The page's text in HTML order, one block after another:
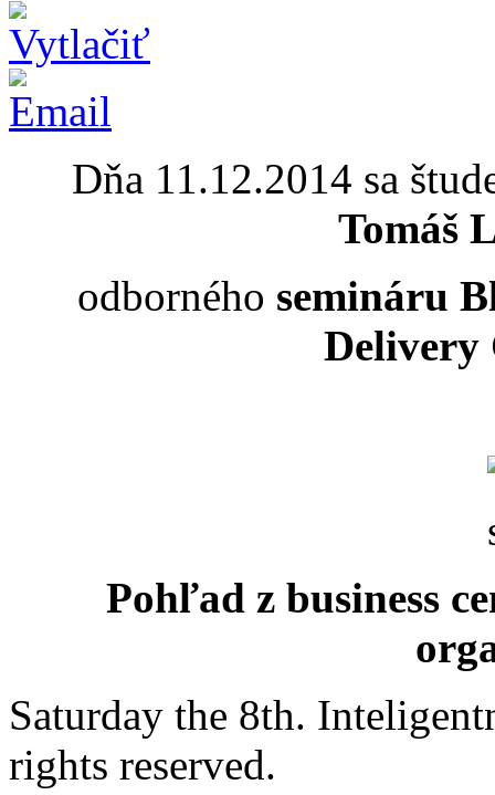
Dňa 11.12.2014 sa
Tomáš
odborného semináru
Delivery
Pohľad z business
Saturday the 8th.
rights reserved.